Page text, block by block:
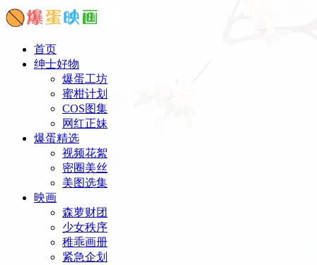
首页
绅士好物
爆蛋工坊
蜜柑计划
COS图集
网红正妹
爆蛋精选
视频花絮
密圈美丝
美图选集
映画
森萝财团
少女秩序
稚乖画册
紧急企划